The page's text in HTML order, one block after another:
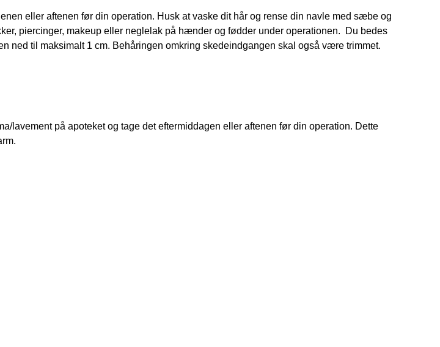
eller aftenen før din operation. Husk at vaske dit hår og rense din navle med sæbe og
piercinger, makeup eller neglelak på hænder og fødder under operationen.  Du bedes
ned til maksimalt 1 cm. Behåringen omkring skedeindgangen skal også være trimmet.
lavement på apoteket og tage det eftermiddagen eller aftenen før din operation. Dette